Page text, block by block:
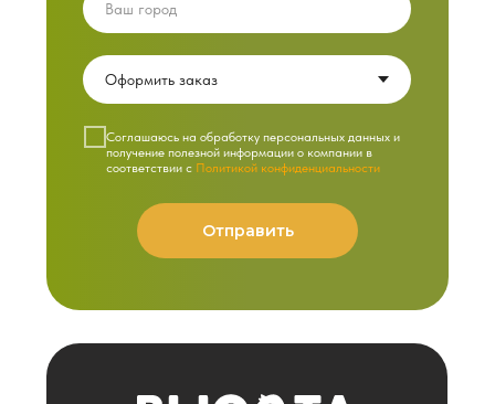
Cоглашаюсь на обработку персональных данных и
получение полезной информации о компании в
соответствии с Политикой конфиденциальности
Отправить